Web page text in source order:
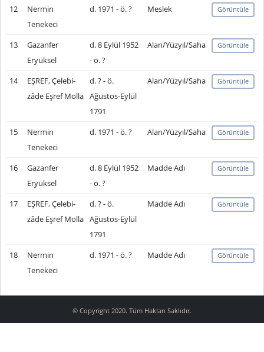
12
Nermin
Tenekeci
d. 1971 - ö. ? Meslek Görüntüle
13
Gazanfer
Eryüksel
d. 8 Eylül 1952
- ö. ?
Alan/Yüzyıl/Saha Görüntüle
14
EŞREF, Çelebi-
zâde Eşref Molla
d. ? - ö.
Ağustos-Eylül
1791
Alan/Yüzyıl/Saha Görüntüle
15
Nermin
Tenekeci
d. 1971 - ö. ? Alan/Yüzyıl/Saha Görüntüle
16
Gazanfer
Eryüksel
d. 8 Eylül 1952
- ö. ?
Madde Adı Görüntüle
17
EŞREF, Çelebi-
zâde Eşref Molla
d. ? - ö.
Ağustos-Eylül
1791
Madde Adı Görüntüle
18
Nermin
Tenekeci
d. 1971 - ö. ? Madde Adı Görüntüle
© Copyright 2020. Tüm Hakları Saklıdır.